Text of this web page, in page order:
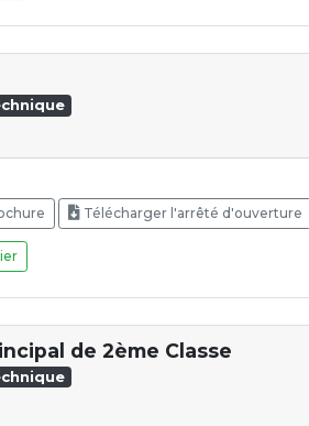
Télécharger l'arrêté d'ouverture
de 2ème Classe